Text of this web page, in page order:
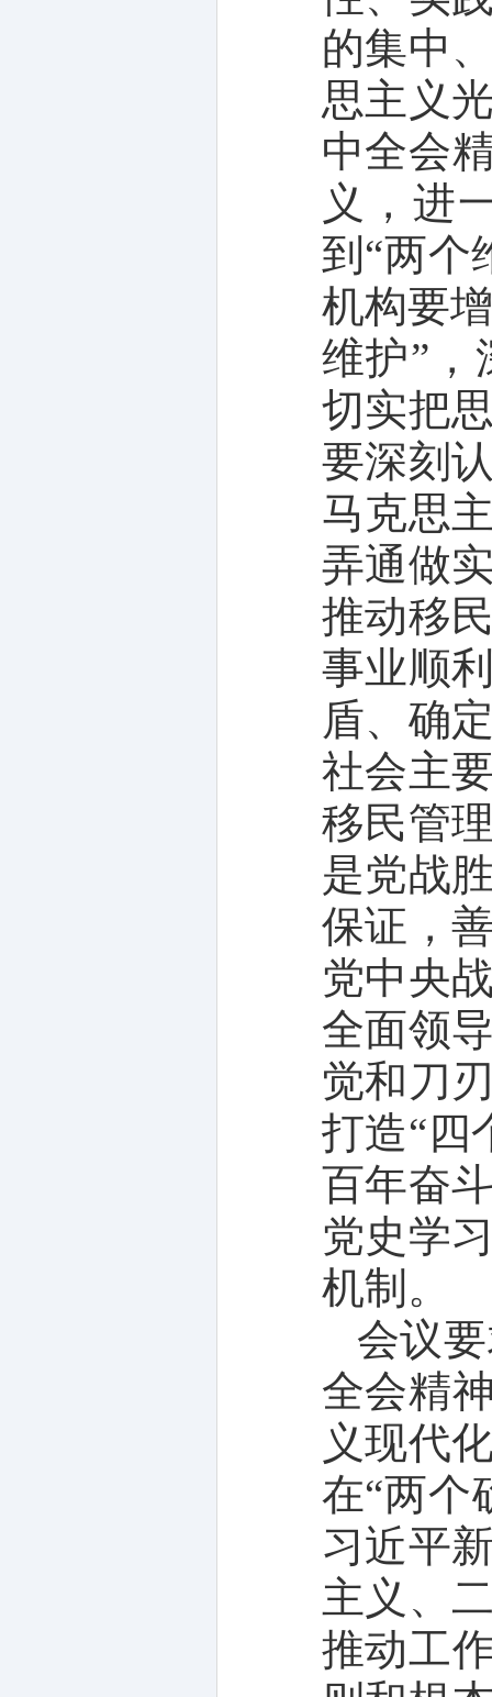
的集中
思主义
中全会
义，进
到“两个
机构要
维护”，
切实把
要深刻
马克思
弄通做
推动移
事业顺
盾、确
社会主
移民管
是党战
保证，
党中央
全面领
觉和刀
打造“四
百年奋
党史学
机制。
会议
全会精
义现代
在“两个
习近平
主义、
推动工